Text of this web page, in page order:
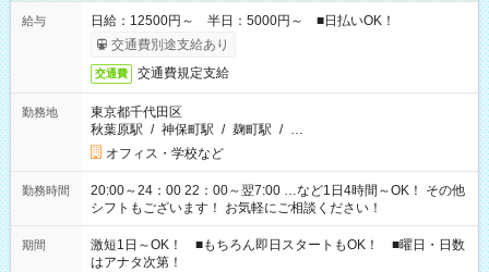
給与
日給：12500円～ 半日：5000円～ ■日払いOK！
交通費別途支給あり
交通費 交通費規定支給
勤務地
東京都千代田区
秋葉原駅 / 神保町駅 / 麹町駅 / …
オフィス・学校など
勤務時間
20:00～24：00 22：00～翌7:00 …など1日4時間～OK！ その他
シフトもございます！ お気軽にご相談ください！
期間
激短1日～OK！ ■もちろん即日スタートもOK！ ■曜日・日数
はアナタ次第！